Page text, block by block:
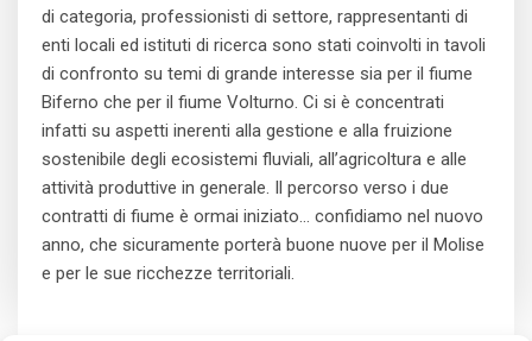
di categoria, professionisti di settore, rappresentanti di
enti locali ed istituti di ricerca sono stati coinvolti in tavoli
di confronto su temi di grande interesse sia per il fiume
Biferno che per il fiume Volturno. Ci si è concentrati
infatti su aspetti inerenti alla gestione e alla fruizione
sostenibile degli ecosistemi fluviali, all’agricoltura e alle
attività produttive in generale. Il percorso verso i due
contratti di fiume è ormai iniziato… confidiamo nel nuovo
anno, che sicuramente porterà buone nuove per il Molise
e per le sue ricchezze territoriali.